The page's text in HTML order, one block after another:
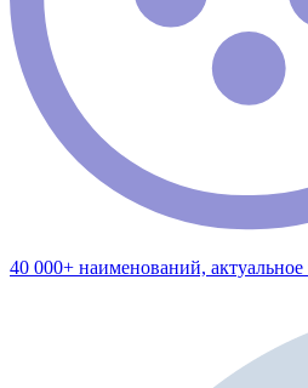
40 000+ наименований, актуальное